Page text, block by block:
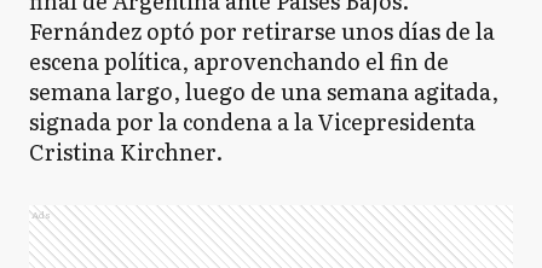
Fernández optó por retirarse unos días de la
escena política, aprovenchando el fin de
semana largo, luego de una semana agitada,
signada por la condena a la Vicepresidenta
Cristina Kirchner.
Ads